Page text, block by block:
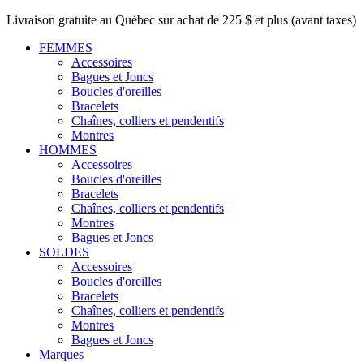
Livraison gratuite au Québec sur achat de 225 $ et plus (avant taxes)
FEMMES
Accessoires
Bagues et Joncs
Boucles d'oreilles
Bracelets
Chaînes, colliers et pendentifs
Montres
HOMMES
Accessoires
Boucles d'oreilles
Bracelets
Chaînes, colliers et pendentifs
Montres
Bagues et Joncs
SOLDES
Accessoires
Boucles d'oreilles
Bracelets
Chaînes, colliers et pendentifs
Montres
Bagues et Joncs
Marques